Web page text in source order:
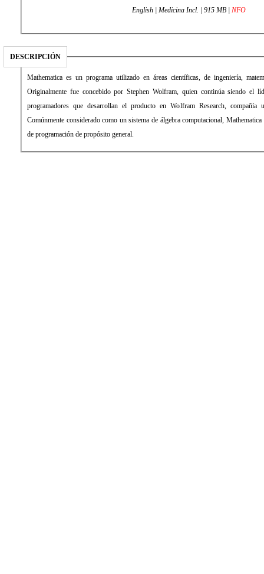
English | Medicina Incl. | 915 MB | NFO
DESCRIPCIÓN
Mathematica es un programa utilizado en áreas científicas, de ingeniería,
Originalmente fue concebido por Stephen Wolfram, quien continúa siendo el
programadores que desarrollan el producto en Wolfram Research, compañía
Comúnmente considerado como un sistema de álgebra computacional,
de programación de propósito general.